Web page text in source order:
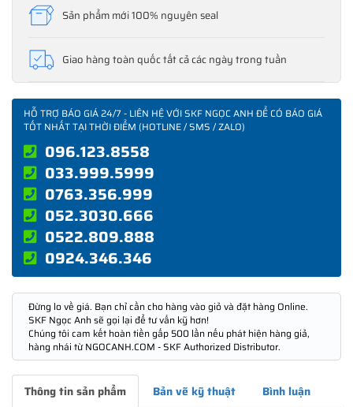
Sản phẩm mới 100% nguyên seal
Giao hàng toàn quốc tất cả các ngày trong tuần
HỖ TRỢ BÁO GIÁ 24/7 - LIÊN HỆ VỚI SKF NGỌC ANH ĐỂ CÓ BÁO GIÁ
TỐT NHẤT TẠI THỜI ĐIỂM (HOTLINE / SMS / ZALO)
096.123.8558
033.999.5999
0763.356.999
052.3030.666
0522.809.888
0924.346.346
Đừng lo về giá. Bạn chỉ cần cho hàng vào giỏ và đặt hàng Online.
SKF Ngọc Anh sẽ gọi lại để tư vấn kỹ hơn!
Chúng tôi cam kết hoàn tiền gấp 500 lần nếu phát hiện hàng giả,
hàng nhái từ NGOCANH.COM - SKF Authorized Distributor.
Thông tin sản phẩm Bản vẽ kỹ thuật Bình luận